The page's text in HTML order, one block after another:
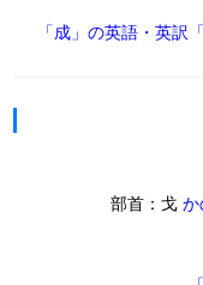
「成」の英語・英訳
部首：戈